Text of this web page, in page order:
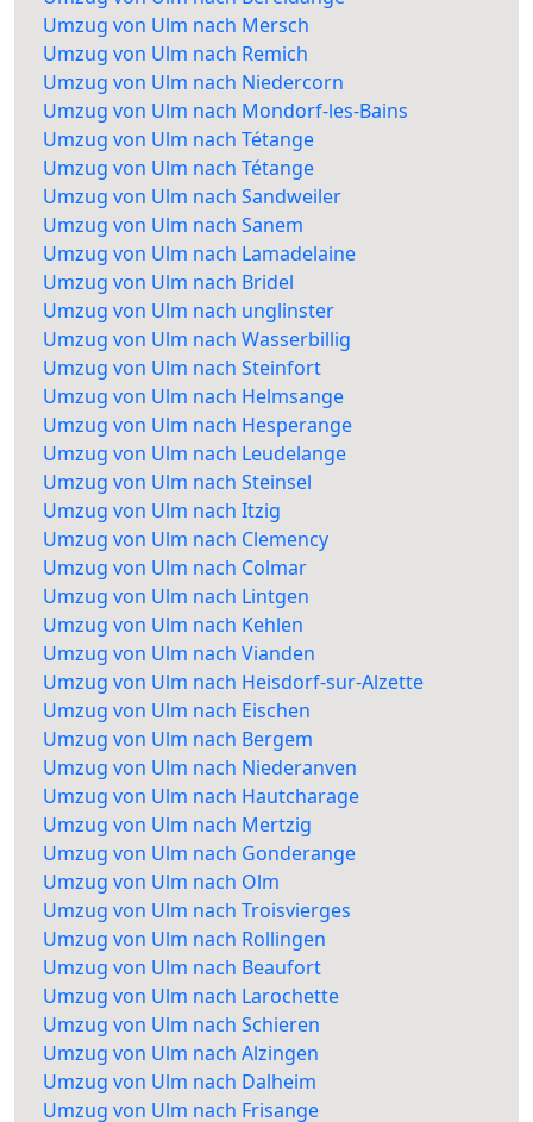
Umzug von Ulm nach Mersch
Umzug von Ulm nach Remich
Umzug von Ulm nach Niedercorn
Umzug von Ulm nach Mondorf-les-Bains
Umzug von Ulm nach Tétange
Umzug von Ulm nach Tétange
Umzug von Ulm nach Sandweiler
Umzug von Ulm nach Sanem
Umzug von Ulm nach Lamadelaine
Umzug von Ulm nach Bridel
Umzug von Ulm nach unglinster
Umzug von Ulm nach Wasserbillig
Umzug von Ulm nach Steinfort
Umzug von Ulm nach Helmsange
Umzug von Ulm nach Hesperange
Umzug von Ulm nach Leudelange
Umzug von Ulm nach Steinsel
Umzug von Ulm nach Itzig
Umzug von Ulm nach Clemency
Umzug von Ulm nach Colmar
Umzug von Ulm nach Lintgen
Umzug von Ulm nach Kehlen
Umzug von Ulm nach Vianden
Umzug von Ulm nach Heisdorf-sur-Alzette
Umzug von Ulm nach Eischen
Umzug von Ulm nach Bergem
Umzug von Ulm nach Niederanven
Umzug von Ulm nach Hautcharage
Umzug von Ulm nach Mertzig
Umzug von Ulm nach Gonderange
Umzug von Ulm nach Olm
Umzug von Ulm nach Troisvierges
Umzug von Ulm nach Rollingen
Umzug von Ulm nach Beaufort
Umzug von Ulm nach Larochette
Umzug von Ulm nach Schieren
Umzug von Ulm nach Alzingen
Umzug von Ulm nach Dalheim
Umzug von Ulm nach Frisange